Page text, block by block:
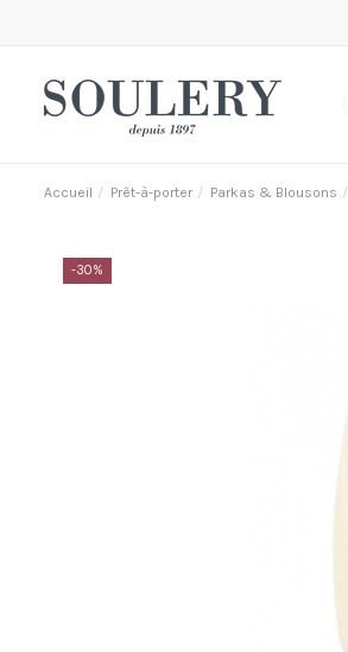
Accueil Prêt-à-porter Parkas & Blousons
-30%